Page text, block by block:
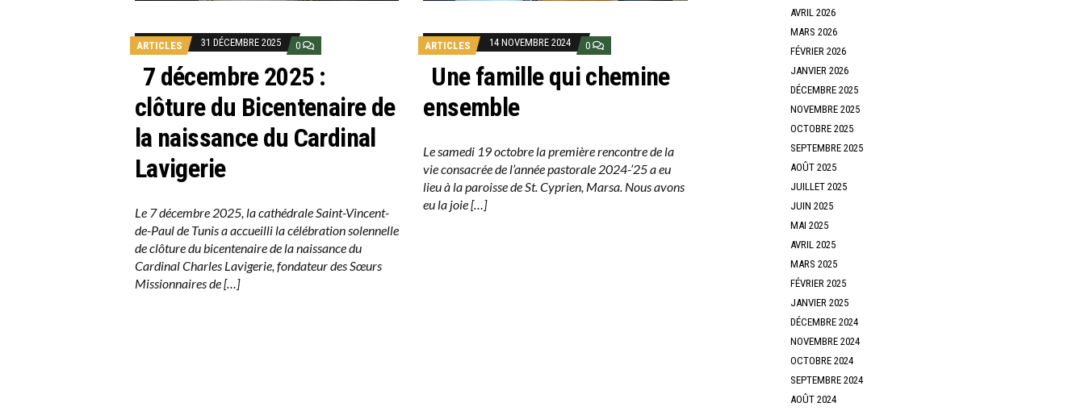
ARTICLES 31 DÉCEMBRE 2025 0
7 décembre 2025 :
clôture du Bicentenaire de
la naissance du Cardinal
Lavigerie
Le 7 décembre 2025, la cathédrale Saint-Vincent-
de-Paul de Tunis a accueilli la célébration solennelle
de clôture du bicentenaire de la naissance du
Cardinal Charles Lavigerie, fondateur des Sœurs
Missionnaires de […]
ARTICLES 14 NOVEMBRE 2024 0
Une famille qui chemine
ensemble
Le samedi 19 octobre la première rencontre de la
vie consacrée de l’année pastorale 2024-’25 a eu
lieu à la paroisse de St. Cyprien, Marsa. Nous avons
eu la joie […]
AVRIL 2026
MARS 2026
FÉVRIER 2026
JANVIER 2026
DÉCEMBRE 2025
NOVEMBRE 2025
OCTOBRE 2025
SEPTEMBRE 2025
AOÛT 2025
JUILLET 2025
JUIN 2025
MAI 2025
AVRIL 2025
MARS 2025
FÉVRIER 2025
JANVIER 2025
DÉCEMBRE 2024
NOVEMBRE 2024
OCTOBRE 2024
SEPTEMBRE 2024
AOÛT 2024